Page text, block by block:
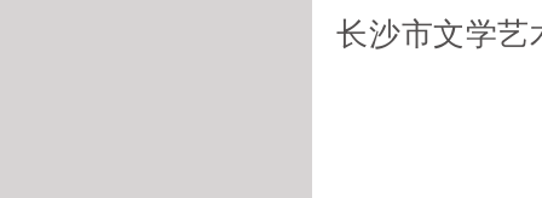
长沙市文学艺